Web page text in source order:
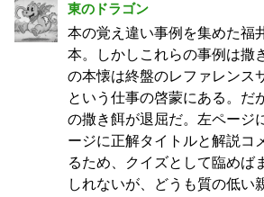
東のドラゴン
本の覚え違い事例を集めた福
本。しかしこれらの事例は撒
の本懐は終盤のレファレンス
という仕事の啓蒙にある。だ
の撒き餌が退屈だ。左ページ
ージに正解タイトルと解説コ
るため、クイズとして臨めば
しれないが、どうも質の低い